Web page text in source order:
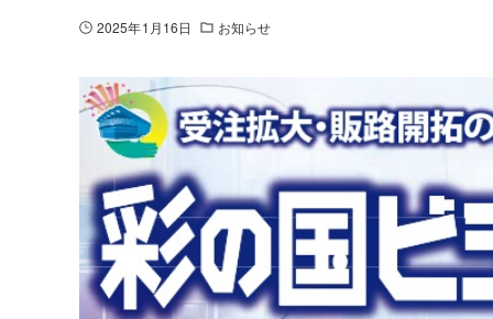
2025年1月16日 お知らせ